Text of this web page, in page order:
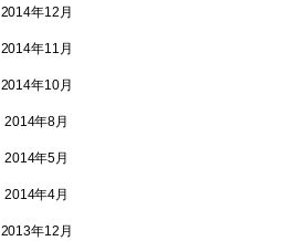
2014年12月
2014年11月
2014年10月
2014年8月
2014年5月
2014年4月
2013年12月